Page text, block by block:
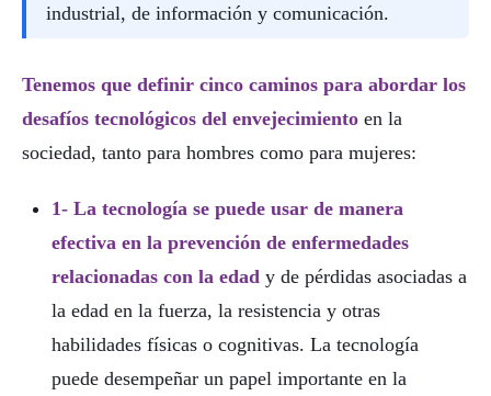
industrial, de información y comunicación.
Tenemos que definir cinco caminos para abordar los
desafíos tecnológicos del envejecimiento en la
sociedad, tanto para hombres como para mujeres:
1- La tecnología se puede usar de manera
efectiva en la prevención de enfermedades
relacionadas con la edad y de pérdidas asociadas a
la edad en la fuerza, la resistencia y otras
habilidades físicas o cognitivas. La tecnología
puede desempeñar un papel importante en la